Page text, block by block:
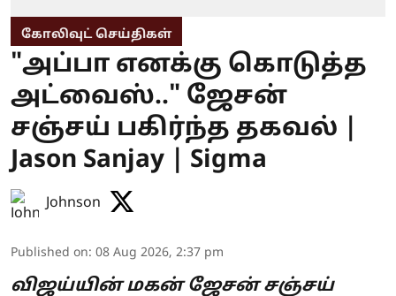
கோலிவுட் செய்திகள்
"அப்பா எனக்கு கொடுத்த
அட்வைஸ்.." ஜேசன்
சஞ்சய் பகிர்ந்த தகவல் |
Jason Sanjay | Sigma
Johnson
Published on: 08 Aug 2026, 2:37 pm
விஜய்யின் மகன் ஜேசன் சஞ்சய்